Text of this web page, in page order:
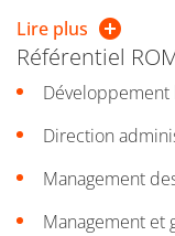
grands enjeux
auxquels sont
montagne
Il vise à former des
originale jusqu’à
avec une
Lire plus
Référentiel
Développement
Direction
Management
Management et